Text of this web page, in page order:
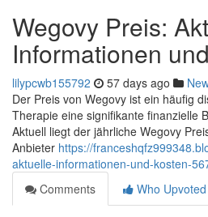
Wegovy Preis:
Informationen
lilypcwb155792 57 days ago
Der Preis von Wegovy ist ein häufig
Therapie eine signifikante finanzielle
Aktuell liegt der jährliche Wegovy
Anbieter https://
aktuelle-informationen-und-kosten-
Comments
Who Upvoted